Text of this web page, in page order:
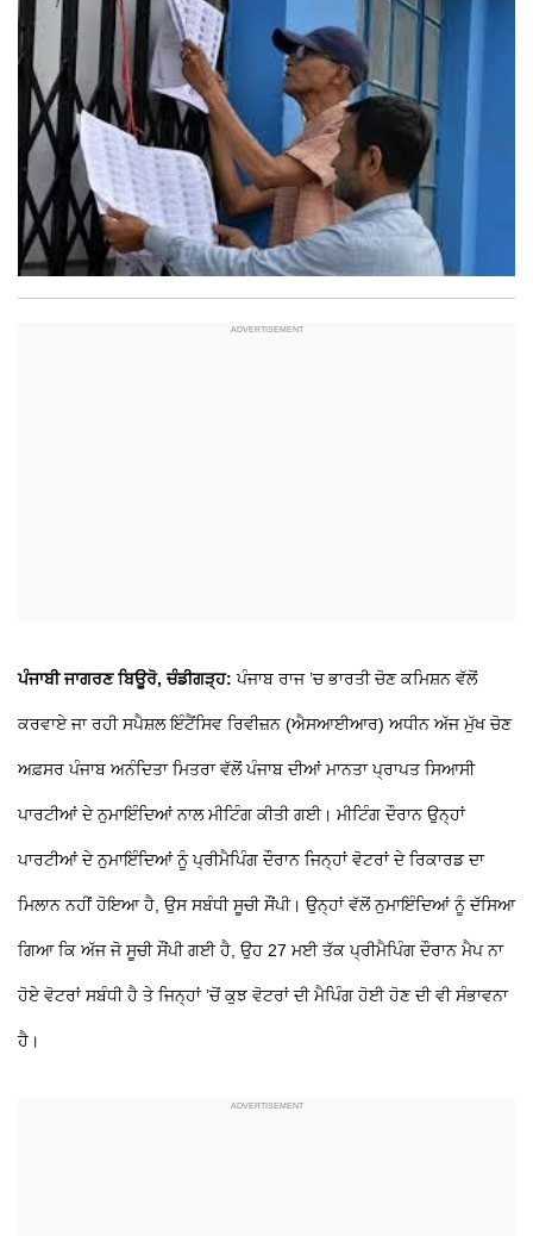
ਪੰਜਾਬੀ ਜਾਗਰਣ ਬਿਊਰੋ, ਚੰਡੀਗੜ੍ਹ:ਪੰਜਾਬ ਰਾਜ ’ਚ ਭਾਰਤੀ ਚੋਣ ਕਮਿਸ਼ਨ ਵੱਲੋਂ
ਕਰਵਾਏ ਜਾ ਰਹੀ ਸਪੈਸ਼ਲ ਇੰਟੈਂਸਿਵ ਰਿਵੀਜ਼ਨ (ਐਸਆਈਆਰ) ਅਧੀਨ ਅੱਜ ਮੁੱਖ ਚੋਣ
ਅਫ਼ਸਰ ਪੰਜਾਬ ਅਨੰਦਿਤਾ ਮਿਤਰਾ ਵੱਲੋਂ ਪੰਜਾਬ ਦੀਆਂ ਮਾਨਤਾ ਪ੍ਰਾਪਤ ਸਿਆਸੀ
ਪਾਰਟੀਆਂ ਦੇ ਨੁਮਾਇੰਦਿਆਂ ਨਾਲ ਮੀਟਿੰਗ ਕੀਤੀ ਗਈ। ਮੀਟਿੰਗ ਦੌਰਾਨ ਉਨ੍ਹਾਂ
ਪਾਰਟੀਆਂ ਦੇ ਨੁਮਾਇੰਦਿਆਂ ਨੂੰ ਪ੍ਰੀਮੈਪਿੰਗ ਦੌਰਾਨ ਜਿਨ੍ਹਾਂ ਵੋਟਰਾਂ ਦੇ ਰਿਕਾਰਡ ਦਾ
ਮਿਲਾਨ ਨਹੀਂ ਹੋਇਆ ਹੈ, ਉਸ ਸਬੰਧੀ ਸੂਚੀ ਸੌਂਪੀ। ਉਨ੍ਹਾਂ ਵੱਲੋਂ ਨੁਮਾਇੰਦਿਆਂ ਨੂੰ ਦੱਸਿਆ
ਗਿਆ ਕਿ ਅੱਜ ਜੋ ਸੂਚੀ ਸੌਂਪੀ ਗਈ ਹੈ, ਉਹ 27 ਮਈ ਤੱਕ ਪ੍ਰੀਮੈਪਿੰਗ ਦੌਰਾਨ ਮੈਪ ਨਾ
ਹੋਏ ਵੋਟਰਾਂ ਸਬੰਧੀ ਹੈ ਤੇ ਜਿਨ੍ਹਾਂ ’ਚੋਂ ਕੁਝ ਵੋਟਰਾਂ ਦੀ ਮੈਪਿੰਗ ਹੋਈ ਹੋਣ ਦੀ ਵੀ ਸੰਭਾਵਨਾ
ਹੈ।